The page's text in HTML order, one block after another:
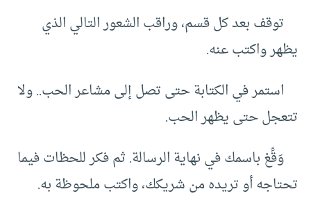
توقف بعد كل قسم، وراقب الشعور التالي الذي
يظهر واكتب عنه.
استمر في الكتابة حتى تصل إلى مشاعر الحب.. ولا
تتعجل حتى يظهر الحب.
وَقِّعْ باسمك في نهاية الرسالة. ثم فكر للحظات فيما
تحتاجه أو تريده من شريكك، واكتب ملحوظة به.